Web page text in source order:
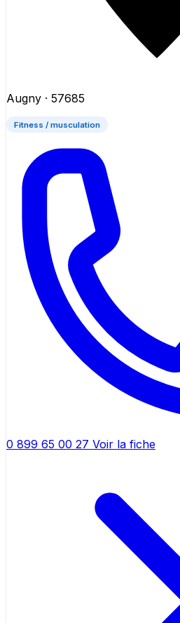
Augny · 57685
Fitness / musculation
0 899 65 00 27 Voir la fiche